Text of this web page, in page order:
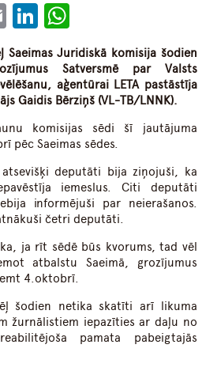
EmailLinkedIn
Saeimas Juridiskā komisija šodien
Satversmē par Valsts
aģentūrai LETA pastāstīja
Gaidis Bērziņš (VL-TB/LNNK).
komisijas sēdi šī jautājuma
pēc Saeimas sēdes.
deputāti bija ziņojuši, ka
iemeslus. Citi deputāti
informējuši par neierašanos.
četri deputāti.
ja rīt sēdē būs kvorums, tad vēl
atbalstu Saeimā, grozījumus
4.oktobrī.
šodien netika skatīti arī likuma
žurnālistiem iepazīties ar daļu no
pamata pabeigtajās